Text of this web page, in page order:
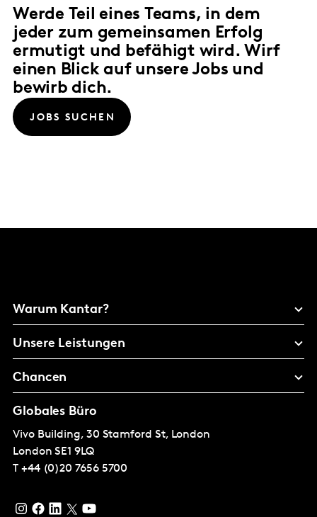
Werde Teil eines Teams, in dem
jeder zum gemeinsamen Erfolg
ermutigt und befähigt wird. Wirf
einen Blick auf unsere Jobs und
bewirb dich.
JOBS SUCHEN
Warum Kantar?
Unsere Leistungen
Chancen
Globales Büro
Vivo Building, 30 Stamford St, London
London SE1 9LQ
T +44 (0)20 7656 5700